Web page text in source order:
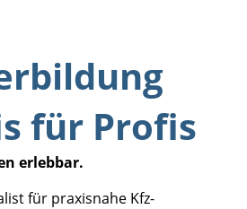
für Profis
erlebbar.
für praxisnahe Kfz-